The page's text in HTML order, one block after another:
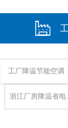
工厂降温节能空调
浙江厂房降温省